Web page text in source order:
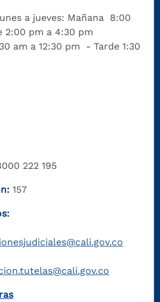
a jueves: Mañana 8:00
2:00 pm a 4:30 pm
am a 12:30 pm - Tarde 1:30
222 195
157